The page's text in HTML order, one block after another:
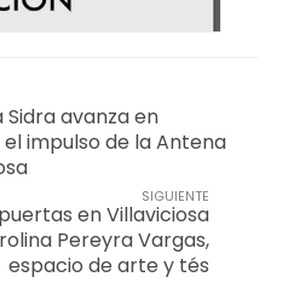
avanza en
impulso de la Antena
SIGUIENTE
en Villaviciosa
Pereyra Vargas,
espacio de arte y tés